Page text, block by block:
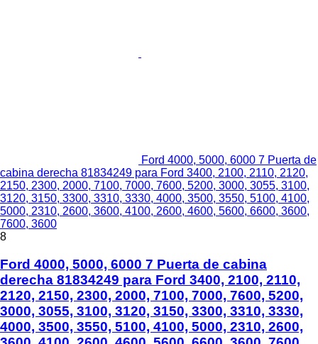
Ford 4000, 5000, 6000 7 Puerta de
cabina derecha 81834249 para Ford 3400, 2100, 2110, 2120,
2150, 2300, 2000, 7100, 7000, 7600, 5200, 3000, 3055, 3100,
3120, 3150, 3300, 3310, 3330, 4000, 3500, 3550, 5100, 4100,
5000, 2310, 2600, 3600, 4100, 2600, 4600, 5600, 6600, 3600,
7600, 3600
8
Ford 4000, 5000, 6000 7 Puerta de cabina
derecha 81834249 para Ford 3400, 2100, 2110,
2120, 2150, 2300, 2000, 7100, 7000, 7600, 5200,
3000, 3055, 3100, 3120, 3150, 3300, 3310, 3330,
4000, 3500, 3550, 5100, 4100, 5000, 2310, 2600,